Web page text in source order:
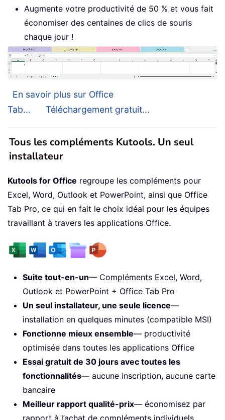
Augmente votre productivité de 50 % et vous fait
économiser des centaines de clics de souris
chaque jour !
En savoir plus sur Office
Tab...
Téléchargement gratuit...
Tous les compléments Kutools. Un seul
installateur
Kutools for Office regroupe les compléments pour
Excel, Word, Outlook et PowerPoint, ainsi que Office
Tab Pro, ce qui en fait le choix idéal pour les équipes
travaillant à travers les applications Office.
Suite tout-en-un— Compléments Excel, Word,
Outlook et PowerPoint + Office Tab Pro
Un seul installateur, une seule licence—
installation en quelques minutes (compatible MSI)
Fonctionne mieux ensemble— productivité
optimisée dans toutes les applications Office
Essai gratuit de 30 jours avec toutes les
fonctionnalités— aucune inscription, aucune carte
bancaire
Meilleur rapport qualité-prix— économisez par
rapport à l’achat de compléments individuels